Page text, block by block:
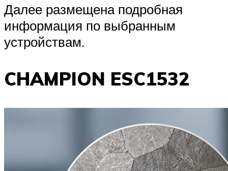
Далее размещена подробная
информация по выбранным
устройствам.
CHAMPION ESC1532